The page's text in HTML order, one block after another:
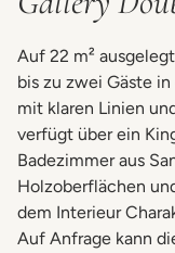
Auf 22 m²
bis zu zwei Gäste
mit klaren Linien
verfügt über ein
Badezimmer aus
Holzoberflächen
dem Interieur
Auf Anfrage kann